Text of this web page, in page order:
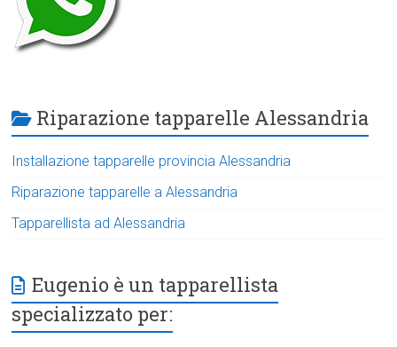
Riparazione tapparelle Alessandria
Installazione tapparelle provincia Alessandria
Riparazione tapparelle a Alessandria
Tapparellista ad Alessandria
Eugenio è un tapparellista
specializzato per: